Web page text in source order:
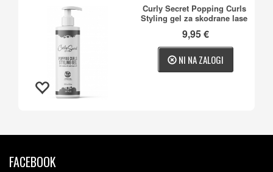
Curly Secret Popping Curls
Styling gel za skodrane lase
9,95 €
NI NA ZALOGI
FACEBOOK